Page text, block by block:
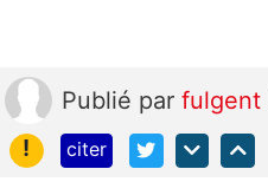
Publié par fulgent
!
citer